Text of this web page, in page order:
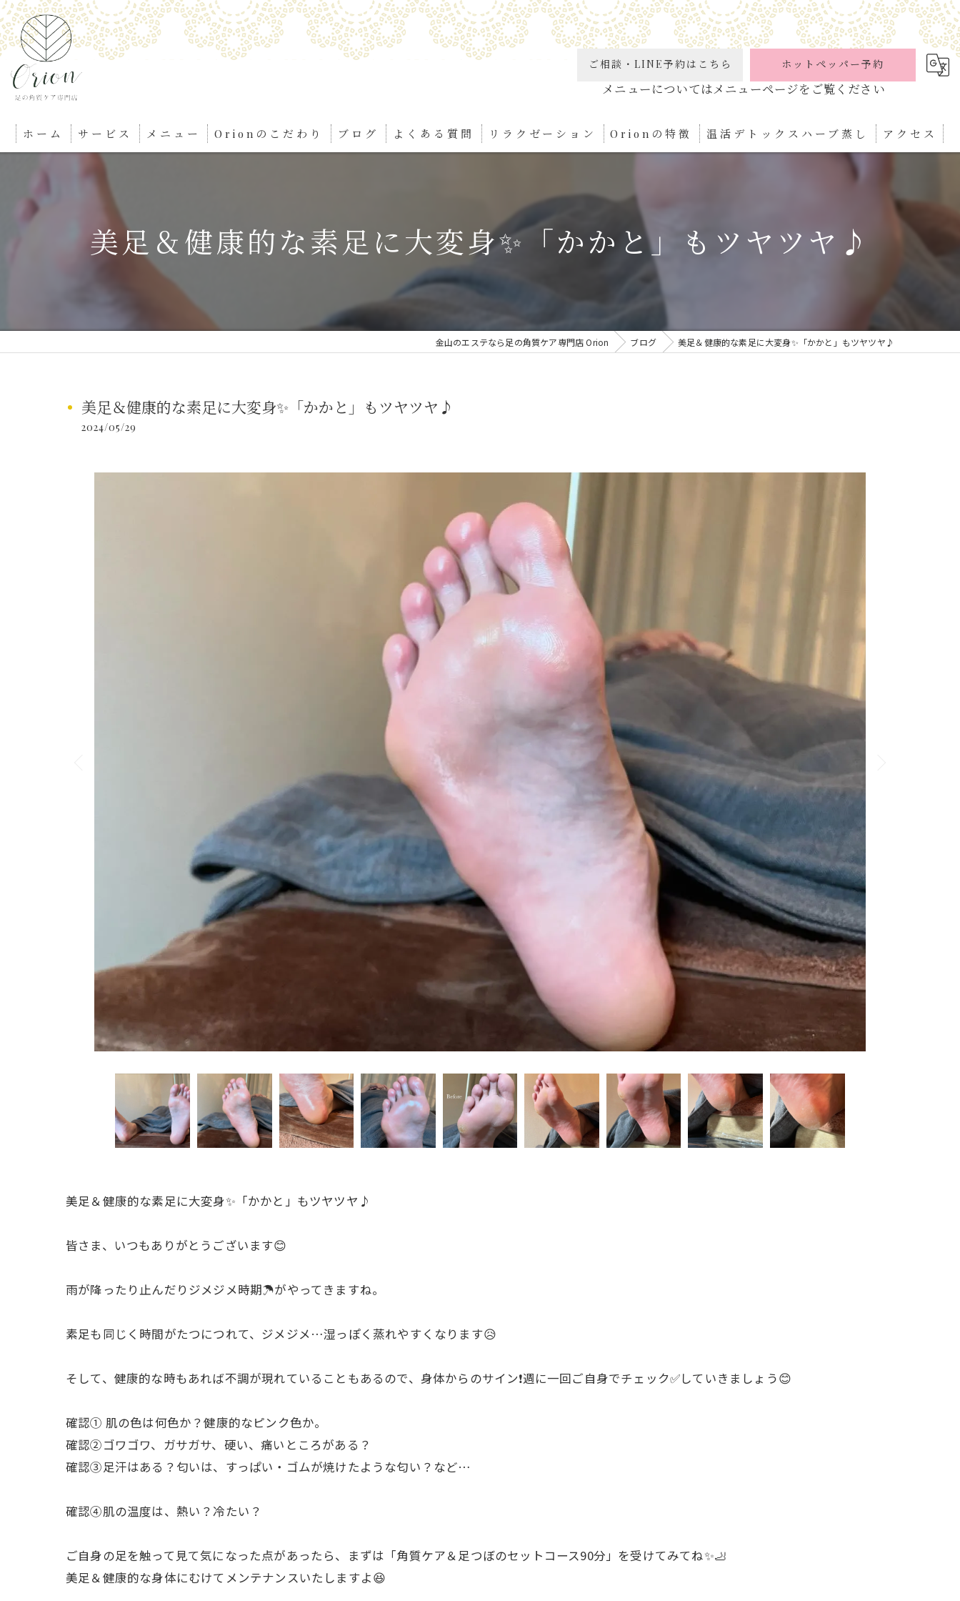
ご相談・LINE予約はこちら ホットペッパー予約
ホーム サービス メニュー Orionのこだわり ブログ よくある質問 リラクゼーション Orionの特徴
リンパ
足つぼ
ボディケア
温活デトックスハーブ蒸し アクセス
美足＆健康的な素足に大変身✨「かかと」もツヤツヤ♪
金山のエステなら足の角質ケア専門店 Orion ブログ 美足＆健康的な素足に大変身✨「かかと」もツヤツヤ♪
美足＆健康的な素足に大変身✨「かかと」もツヤツヤ♪
2024/05/29
美足＆健康的な素足に大変身✨「かかと」もツヤツヤ♪
皆さま、いつもありがとうございます😊
雨が降ったり止んだりジメジメ時期☂️がやってきますね。
素足も同じく時間がたつにつれて、ジメジメ…湿っぽく蒸れやすくなります😥
そして、健康的な時もあれば不調が現れていることもあるので、身体からのサイン❗️週に一回ご自身でチェック✅していきましょう😊
確認① 肌の色は何色か？健康的なピンク色か。
確認②ゴワゴワ、ガサガサ、硬い、痛いところがある？
確認③足汗はある？匂いは、すっぱい・ゴムが焼けたような匂い？など…
確認④肌の温度は、熱い？冷たい？
ご自身の足を触って見て気になった点があったら、まずは「角質ケア＆足つぼのセットコース90分」を受けてみてね✨🦶
美足＆健康的な身体にむけてメンテナンスいたしますよ😆